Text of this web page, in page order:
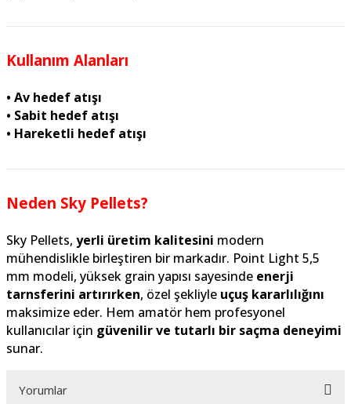
Kullanım Alanları
• Av hedef atışı
• Sabit hedef atışı
• Hareketli hedef atışı
Neden Sky Pellets?
Sky Pellets, yerli üretim kalitesini modern
mühendislikle birleştiren bir markadır. Point Light 5,5
mm modeli, yüksek grain yapısı sayesinde enerji
tarnsferini artırırken, özel şekliyle uçuş kararlılığını
maksimize eder. Hem amatör hem profesyonel
kullanıcılar için güvenilir ve tutarlı bir saçma deneyimi
sunar.
Yorumlar